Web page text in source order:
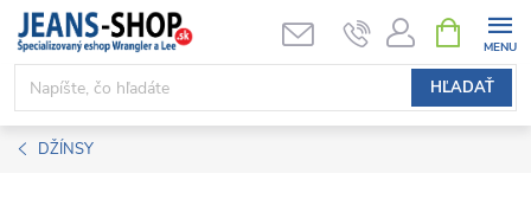
Prejsť
obsah
HĽADAŤ
KOŠÍK
DŽÍNSY